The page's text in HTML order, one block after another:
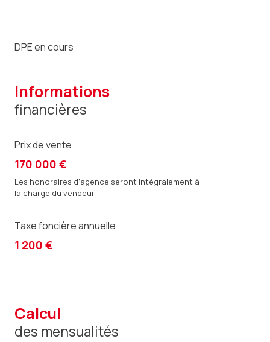
DPE en cours
informations
financières
Prix de vente
170 000 €
Les honoraires d'agence seront intégralement à
la charge du vendeur
Taxe foncière annuelle
1 200 €
calcul
des mensualités